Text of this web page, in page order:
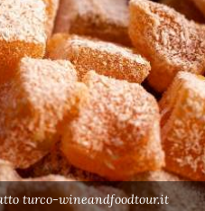
turco-wineandfoodtour.it